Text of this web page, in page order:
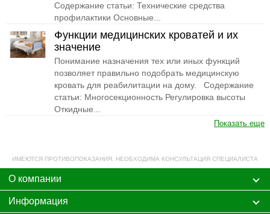
Содержание статьи: Технические средства
профилактики Основные...
Функции медицинских кроватей и их
значение
Понимание назначения тех или иных функций
позволяет правильно подобрать медицинскую
кровать для реабилитации на дому. Содержание
статьи: Многосекционность Регулировка высоты
Откидные...
Показать еще
ИМЕЮТСЯ ПРОТИВОПОКАЗАНИЯ. НЕОБХОДИМА КОНСУЛЬТАЦИЯ СПЕЦИАЛИСТА
О компании
Информация